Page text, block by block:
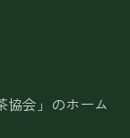
協会」のホーム